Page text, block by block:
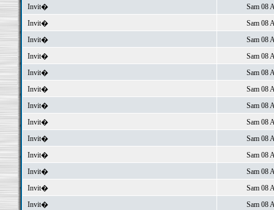
Invit�
Sam 08
Invit�
Sam 08
Invit�
Sam 08
Invit�
Sam 08
Invit�
Sam 08
Invit�
Sam 08
Invit�
Sam 08
Invit�
Sam 08
Invit�
Sam 08
Invit�
Sam 08
Invit�
Sam 08
Invit�
Sam 08
Invit�
Sam 08